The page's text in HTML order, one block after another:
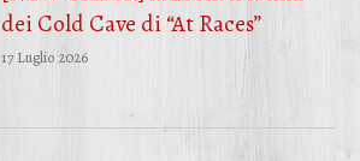
dei Cold Cave di “At Races”
17 Luglio 2026